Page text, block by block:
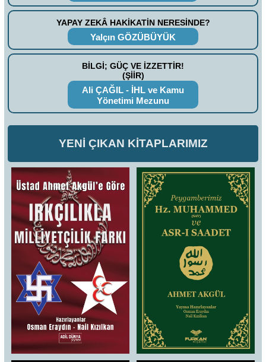
YAPAY ZEKÂ HAKİKATİN NERESİNDE?
Yalçın GÖZÜBÜYÜK
BİLGİ; GÜÇ VE İZZETTİR!
(ŞİİR)
Ali ÇAĞIL - İHL ve Kamu
Yönetimi Mezunu
YENİ ÇIKAN KİTAPLARIMIZ